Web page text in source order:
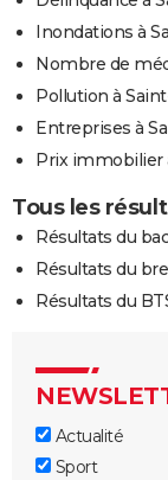
Inondations à
Nombre de
Pollution à
Entreprises à
Prix immobilier
Tous les
Résultats du
Résultats du
Résultats du
Actualité
Sport